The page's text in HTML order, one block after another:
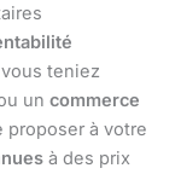
teniez
un commerce
proposer à votre
à des prix